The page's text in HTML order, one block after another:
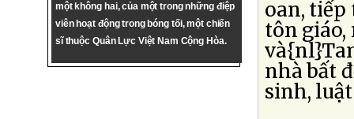
một không hai, của một trong những điệp
viên hoạt động trong bóng tối, một chiến
sĩ thuộc Quân Lực Việt Nam Cộng Hòa.
oan,
tôn
nhà bất
sinh, luật